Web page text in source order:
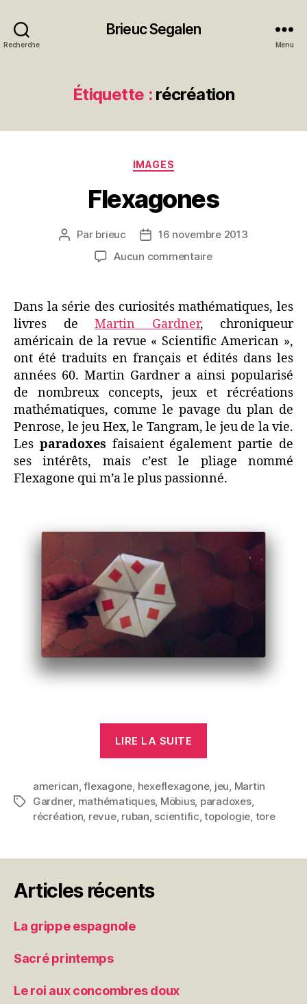
Recherche
Brieuc Segalen
Menu
Étiquette : récréation
Catégories
IMAGES
Flexagones
Auteur
l’article
Par brieuc
Date16 novembre 2013
Aucun commentairesur
Dans la série des curiosités mathématiques, les
livres de Martin Gardner, chroniqueur
américain de la revue « Scientific American »,
ont été traduits en français et édités dans les
années 60. Martin Gardner a ainsi popularisé
de nombreux concepts, jeux et récréations
mathématiques, comme le pavage du plan de
Penrose, le jeu Hex, le Tangram, le jeu de la vie.
Les paradoxes faisaient également partie de
ses intérêts, mais c’est le pliage nommé
Flexagone qui m’a le plus passionné.
LIRE LA SUITE
Étiquettes
american,flexagone, hexeflexagone, jeu, Martin
Gardner, mathématiques, Möbius, paradoxes,
récréation, revue, ruban, scientific,topologie, tore
Articles récents
La grippe espagnole
Sacré printemps
Le roi aux concombres doux